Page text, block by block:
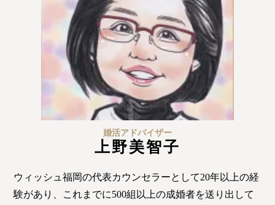
ウィッシュの婚活メソッド ご成婚までの流れ
親御様から始める婚活 プラチナ倶楽部
ウィッシュブログ
婚活アドバイザー
上野美智子
ウィッシュ福岡の代表カウンセラーとして20年以上の経
験があり、これまでに500組以上の成婚者を送り出して